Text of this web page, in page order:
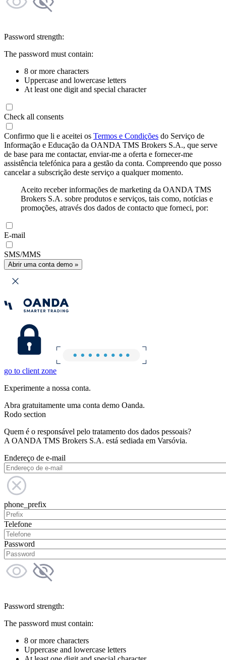
Password strength:
The password must contain:
8 or more characters
Uppercase and lowercase letters
At least one digit and special character
Check all consents
Confirmo que li e aceitei os Termos e Condições do Serviço de
Informação e Educação da OANDA TMS Brokers S.A., que serve
de base para me contactar, enviar-me a oferta e fornecer-me
assistência telefónica para a gestão da conta. Compreendo que posso
cancelar a subscrição deste serviço a qualquer momento.
Aceito receber informações de marketing da OANDA TMS
Brokers S.A. sobre produtos e serviços, tais como, notícias e
promoções, através dos dados de contacto que forneci, por:
E-mail
SMS/MMS
Abrir uma conta demo »
go to client zone
Experimente a nossa conta.
Abra gratuitamente uma conta demo Oanda.
Rodo section
Quem é o responsável pelo tratamento dos dados pessoais?
A OANDA TMS Brokers S.A. está sediada em Varsóvia.
Endereço de e-mail
phone_prefix
Telefone
Password
Password strength:
The password must contain:
8 or more characters
Uppercase and lowercase letters